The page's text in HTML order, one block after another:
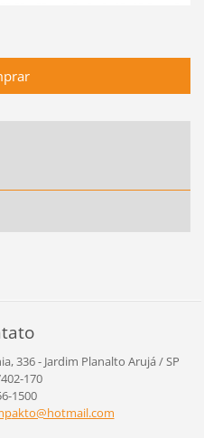
336 - Jardim Planalto Arujá / SP
170
1500
akto@hotmail.com